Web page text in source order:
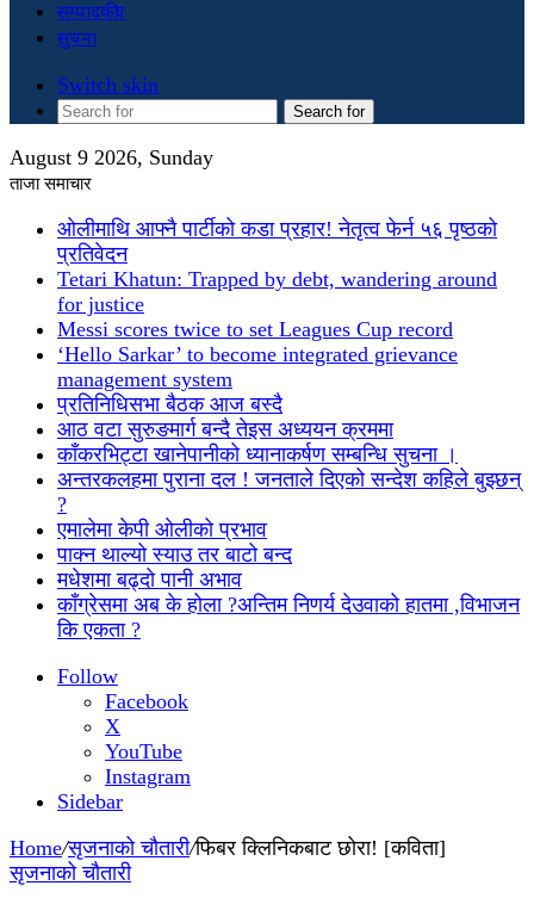
सम्पादकीय
सुचना
Switch skin
Search for
August 9 2026, Sunday
ताजा समाचार
ओलीमाथि आफ्नै पार्टीको कडा प्रहार! नेतृत्व फेर्न ५६ पृष्ठको
प्रतिवेदन
Tetari Khatun: Trapped by debt, wandering around
for justice
Messi scores twice to set Leagues Cup record
‘Hello Sarkar’ to become integrated grievance
management system
प्रतिनिधिसभा बैठक आज बस्दै
आठ वटा सुरुङमार्ग बन्दै तेइस अध्ययन क्रममा
काँकरभिट्टा खानेपानीको ध्यानाकर्षण सम्बन्धि सुचना ।
अन्तरकलहमा पुराना दल ! जनताले दिएको सन्देश कहिले बुझ्छन्
?
एमालेमा केपी ओलीको प्रभाव
पाक्न थाल्यो स्याउ तर बाटो बन्द
मधेशमा बढ्दो पानी अभाव
काँग्रेसमा अब के होला ?अन्तिम निणर्य देउवाको हातमा ,विभाजन
कि एकता ?
Follow
Facebook
X
YouTube
Instagram
Sidebar
Home/सृजनाको चौतारी/फिबर क्लिनिकबाट छोरा! [कविता]
सृजनाको चौतारी